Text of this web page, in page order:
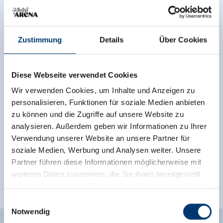
Zustimmung Details Über Cookies
Diese Webseite verwendet Cookies
Wir verwenden Cookies, um Inhalte und Anzeigen zu
personalisieren, Funktionen für soziale Medien anbieten
zu können und die Zugriffe auf unsere Website zu
analysieren. Außerdem geben wir Informationen zu Ihrer
Verwendung unserer Website an unsere Partner für
soziale Medien, Werbung und Analysen weiter. Unsere
Partner führen diese Informationen möglicherweise mit
weiteren Daten zusammen, die Sie ihnen bereitgestellt
Notwendig